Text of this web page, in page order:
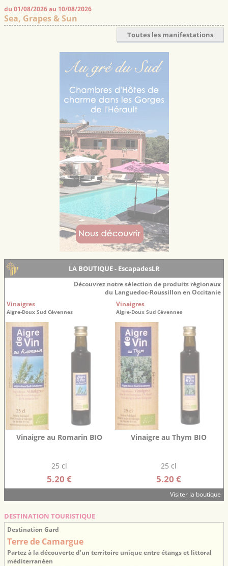
du 01/08/2026 au 10/08/2026
Sea, Grapes & Sun
Toutes les manifestations
LA BOUTIQUE - EscapadesLR
Découvrez notre sélection de produits régionaux
du Languedoc-Roussillon en Occitanie
Vinaigres
Aigre-Doux Sud Cévennes
Vinaigre au Romarin BIO
25 cl
5.20 €
Vinaigres
Aigre-Doux Sud Cévennes
Vinaigre au Thym BIO
25 cl
5.20 €
Visiter la boutique
DESTINATION TOURISTIQUE
Destination Gard
Terre de Camargue
Partez à la découverte d’un territoire unique entre étangs et littoral
méditerranéen